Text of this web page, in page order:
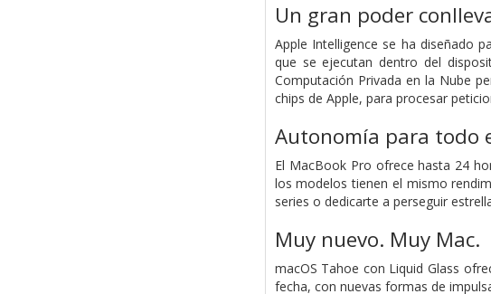
Un gran poder
Apple Intelligence se ha diseñado
que se ejecutan dentro del
Computación Privada en la Nube
chips de Apple, para procesar
Autonomía para todo
El MacBook Pro ofrece hasta 24
los modelos tienen el mismo
series o dedicarte a perseguir
Muy nuevo. Muy Mac.
macOS Tahoe con Liquid Glass
fecha, con nuevas formas de